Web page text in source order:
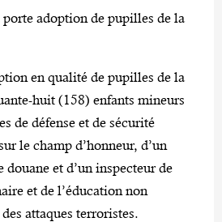
porte adoption de pupilles de la
en qualité de pupilles de la
huit (158) enfants mineurs
de défense et de sécurité
le champ d’honneur, d’un
douane et d’un inspecteur de
et de l’éducation non
attaques terroristes.